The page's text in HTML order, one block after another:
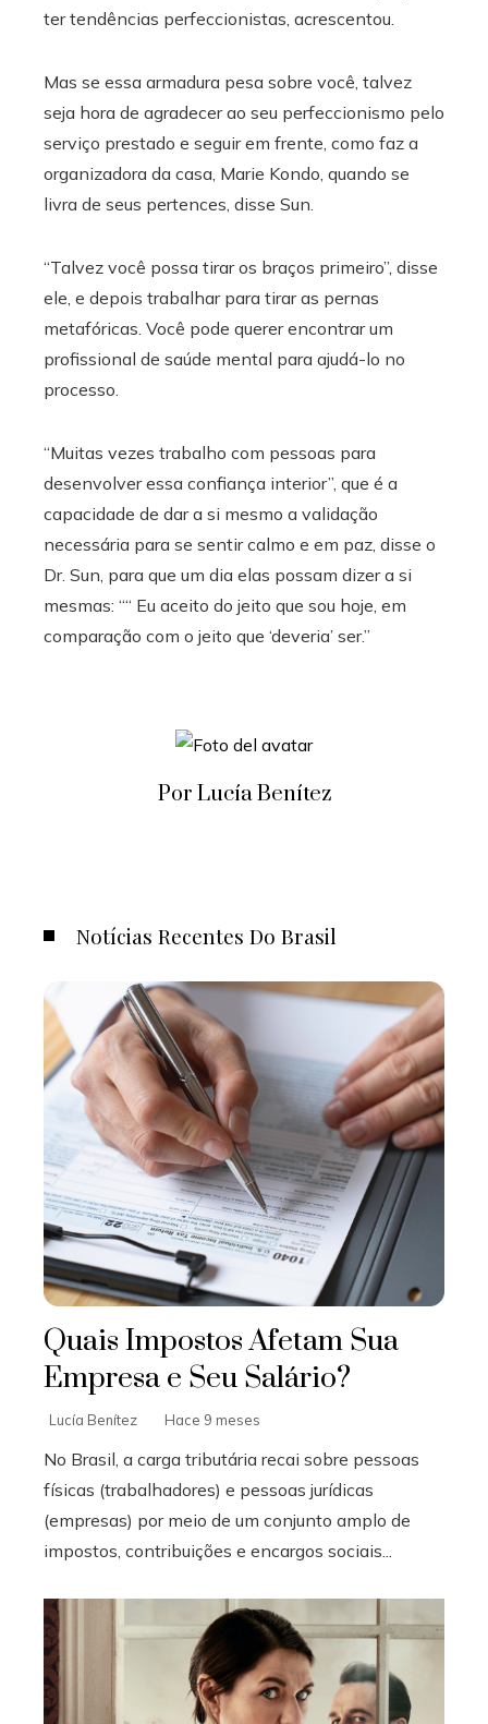
ter tendências perfeccionistas, acrescentou.
Mas se essa armadura pesa sobre você, talvez
seja hora de agradecer ao seu perfeccionismo pelo
serviço prestado e seguir em frente, como faz a
organizadora da casa, Marie Kondo, quando se
livra de seus pertences, disse Sun.
“Talvez você possa tirar os braços primeiro”, disse
ele, e depois trabalhar para tirar as pernas
metafóricas. Você pode querer encontrar um
profissional de saúde mental para ajudá-lo no
processo.
“Muitas vezes trabalho com pessoas para
desenvolver essa confiança interior”, que é a
capacidade de dar a si mesmo a validação
necessária para se sentir calmo e em paz, disse o
Dr. Sun, para que um dia elas possam dizer a si
mesmas: ““ Eu aceito do jeito que sou hoje, em
comparação com o jeito que ‘deveria’ ser.”
Por Lucía Benítez
Notícias Recentes Do Brasil
Quais Impostos Afetam Sua
Empresa e Seu Salário?
Lucía Benítez Hace 9 meses
No Brasil, a carga tributária recai sobre pessoas
físicas (trabalhadores) e pessoas jurídicas
(empresas) por meio de um conjunto amplo de
impostos, contribuições e encargos sociais...